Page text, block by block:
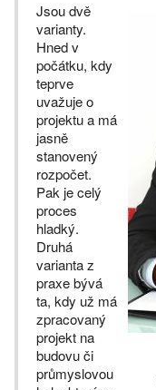
Jsou dvě
varianty.
Hned v
počátku, kdy
teprve
uvažuje o
projektu a má
jasně
stanovený
rozpočet.
Pak je celý
proces
hladký.
Druhá
varianta z
praxe bývá
ta, kdy už má
zpracovaný
projekt na
budovu či
průmyslovou